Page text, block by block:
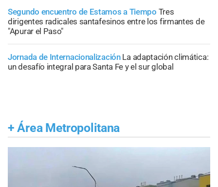
Segundo encuentro de Estamos a Tiempo Tres
dirigentes radicales santafesinos entre los firmantes de
"Apurar el Paso"
Jornada de Internacionalización La adaptación climática:
un desafío integral para Santa Fe y el sur global
+ Área Metropolitana